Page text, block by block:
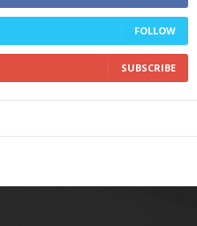
FOLLOW
SUBSCRIBE